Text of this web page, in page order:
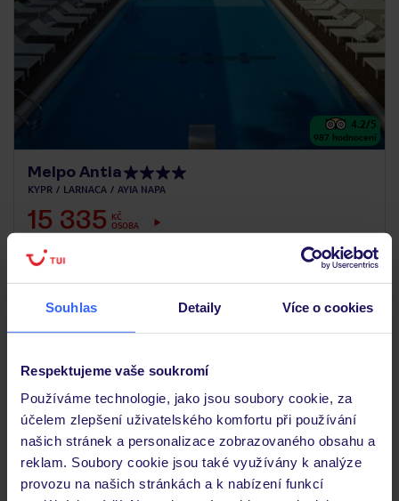
Souhlas Detaily Více o cookies
Respektujeme vaše soukromí
Používáme technologie, jako jsou soubory cookie, za
účelem zlepšení uživatelského komfortu při používání
našich stránek a personalizace zobrazovaného obsahu a
reklam. Soubory cookie jsou také využívány k analýze
provozu na našich stránkách a k nabízení funkcí
4.2/5
987 hodnocení
Melpo Antia
KYPR LARNACA AYIA NAPA
15 335
KČ
OSOBA
5 % ZÁLOHA LÉTO 2027
BALÍČEK VÝHOD ZDARMA